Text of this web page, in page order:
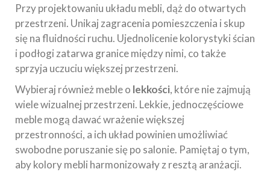
Przy projektowaniu układu mebli, dąż do otwartych
przestrzeni. Unikaj zagracenia pomieszczenia i skup
się na fluidności ruchu. Ujednolicenie kolorystyki ścian
i podłogi zatarwa granice między nimi, co także
sprzyja uczuciu większej przestrzeni.
Wybieraj również meble o lekkości, które nie zajmują
wiele wizualnej przestrzeni. Lekkie, jednoczęściowe
meble mogą dawać wrażenie większej
przestronności, a ich układ powinien umożliwiać
swobodne poruszanie się po salonie. Pamiętaj o tym,
aby kolory mebli harmonizowały z resztą aranżacji.